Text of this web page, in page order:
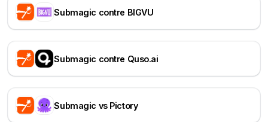
Submagic contre BIGVU
Submagic contre Quso.ai
Submagic vs Pictory